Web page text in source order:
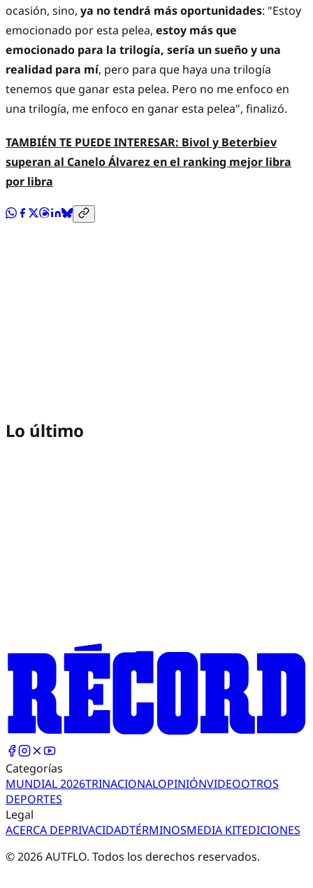
ocasión, sino, ya no tendrá más oportunidades: "Estoy
emocionado por esta pelea, estoy más que
emocionado para la trilogía, sería un sueño y una
realidad para mí, pero para que haya una trilogía
tenemos que ganar esta pelea. Pero no me enfoco en
una trilogía, me enfoco en ganar esta pelea", finalizó.
TAMBIÉN TE PUEDE INTERESAR: Bivol y Beterbiev
superan al Canelo Álvarez en el ranking mejor libra
por libra
Lo último
Categorías
MUNDIAL 2026TRINACIONALOPINIÓNVIDEOOTROS
DEPORTES
Legal
ACERCA DEPRIVACIDADTÉRMINOSMEDIA KITEDICIONES
©2026AUTFLO. Todos los derechos reservados.